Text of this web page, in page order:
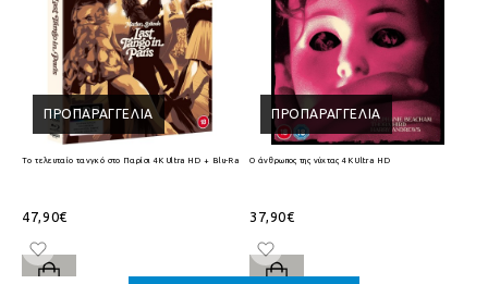
ΠΡΟΠΑΡΑΓΓΕΛΊΑ
Το τελευταίο τανγκό στο Παρίσι 4K Ultra HD + Blu-Ray
47,90€
ΠΡΟΠΑΡΑΓΓΕΛΊΑ
Ο άνθρωπος της νύχτας 4K Ultra HD
37,90€